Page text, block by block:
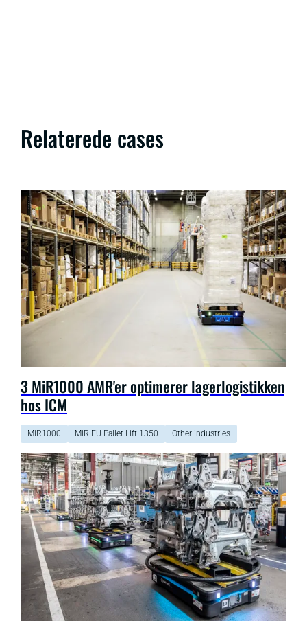
Relaterede cases
3 MiR1000 AMR'er optimerer lagerlogistikken
hos ICM
MiR1000 MiR EU Pallet Lift 1350 Other industries